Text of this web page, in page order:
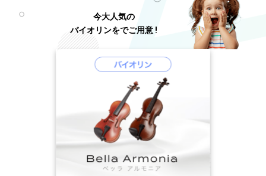
今大人気の
バイオリンをでご用意 !